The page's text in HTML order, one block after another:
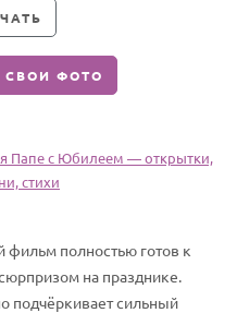
СВОИ ФОТО
Папе с Юбилеем — открытки,
стихи
фильм полностью готов к
на празднике.
подчёркивает сильный